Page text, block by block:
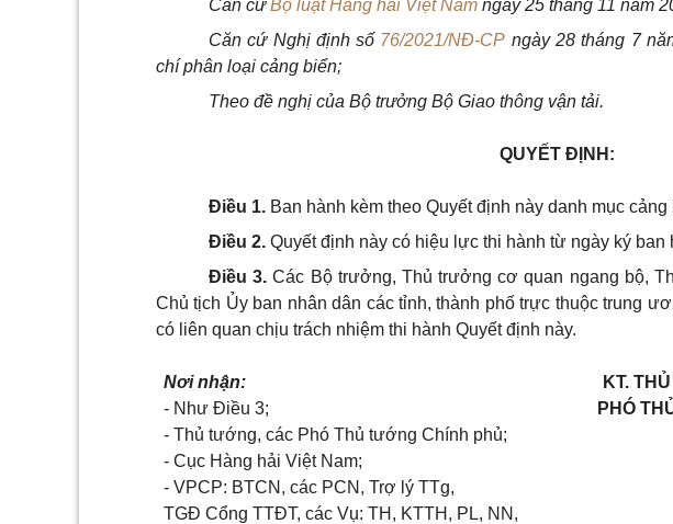
Căn cứBộ luật Hàng hải Việt Nam ngày 25 tháng 11 năm
Căn cứ Nghị định số 76/2021/NĐ-CP ngày 28 tháng 7
chí phân loại cảng biển;
Theo đề nghị của Bộ trưởng Bộ Giao thông vận tải.
QUYẾT ĐỊNH:
Điều 1. Ban hành kèm theo Quyết định này danh mục
Điều 2. Quyết định này có hiệu lực thi hành từ ngày ký ban
Điều 3. Các Bộ trưởng, Thủ trưởng cơ quan ngang bộ,
Chủ tịch Ủy ban nhân dân các tỉnh, thành phố trực thuộc trung
có liên quan chịu trách nhiệm thi hành Quyết định này.
Nơi nhận:
- Như Điều 3;
- Thủ tướng, các Phó Thủ tướng Chính phủ;
- Cục Hàng hải Việt Nam;
- VPCP: BTCN, các PCN, Trợ lý TTg,
TGĐCổng TTĐT,các Vụ: TH , KTTH, PL, NN,
KT.
PHÓ